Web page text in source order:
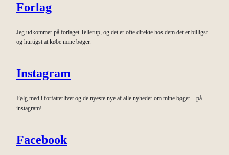
Forlag
Jeg udkommer på forlaget Tellerup, og det er ofte direkte hos dem det er billigst
og hurtigst at købe mine bøger.
Instagram
Følg med i forfatterlivet og de nyeste nye af alle nyheder om mine bøger – på
instagram!
Facebook